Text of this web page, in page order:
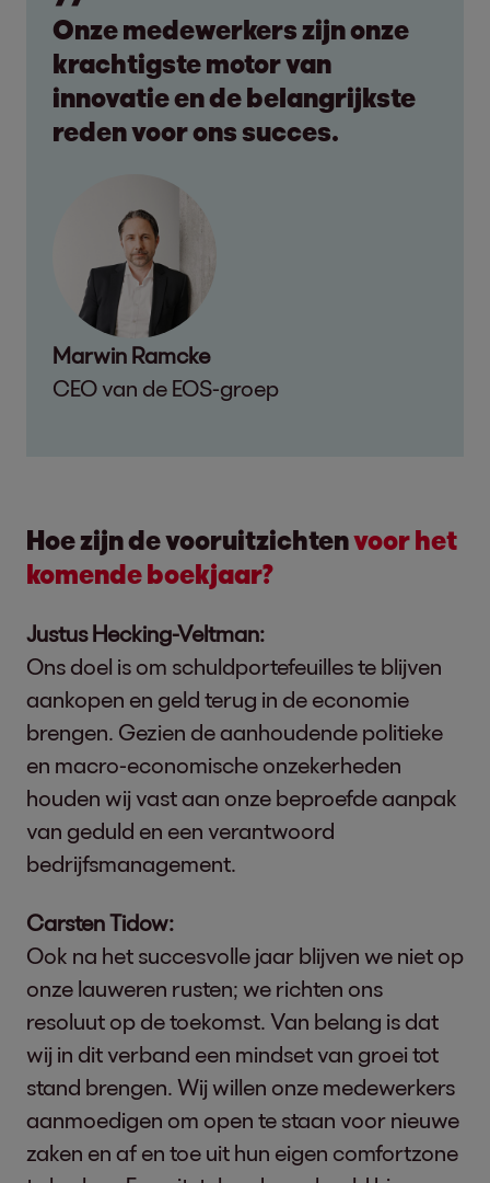
Onze medewerkers zijn onze
krachtigste motor van
innovatie en de belangrijkste
reden voor ons succes.
Marwin Ramcke
CEO van de EOS-groep
Hoe zijn de vooruitzichtenvoor het
komende boekjaar?
Justus Hecking-Veltman:
Ons doel is om schuldportefeuilles te blijven
aankopen en geld terug in de economie
brengen. Gezien de aanhoudende politieke
en macro-economische onzekerheden
houden wij vast aan onze beproefde aanpak
van geduld en een verantwoord
bedrijfsmanagement.
Carsten Tidow:
Ook na het succesvolle jaar blijven we niet op
onze lauweren rusten; we richten ons
resoluut op de toekomst. Van belang is dat
wij in dit verband een mindset van groei tot
stand brengen. Wij willen onze medewerkers
aanmoedigen om open te staan voor nieuwe
zaken en af en toe uit hun eigen comfortzone